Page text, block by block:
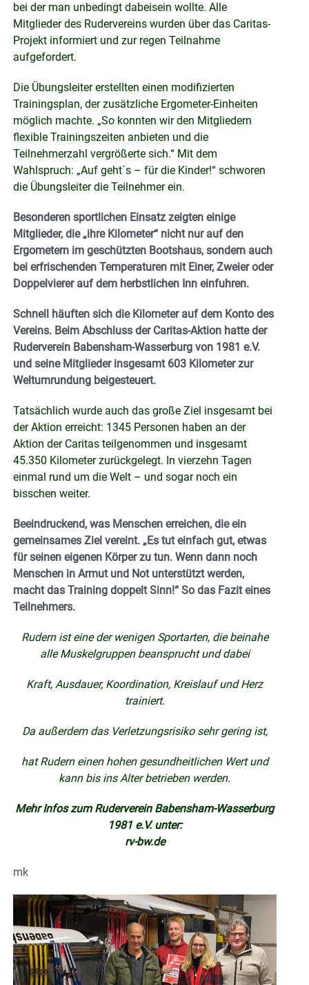
bei der man unbedingt dabeisein wollte. Alle
Mitglieder des Rudervereins wurden über das Caritas-
Projekt informiert und zur regen Teilnahme
aufgefordert.
Die Übungsleiter erstellten einen modifizierten
Trainingsplan, der zusätzliche Ergometer-Einheiten
möglich machte. „So konnten wir den Mitgliedern
flexible Trainingszeiten anbieten und die
Teilnehmerzahl vergrößerte sich.“ Mit dem
Wahlspruch: „Auf geht´s – für die Kinder!“ schworen
die Übungsleiter die Teilnehmer ein.
Besonderen sportlichen Einsatz zeigten einige
Mitglieder, die „ihre Kilometer“ nicht nur auf den
Ergometern im geschützten Bootshaus, sondern auch
bei erfrischenden Temperaturen mit Einer, Zweier oder
Doppelvierer auf dem herbstlichen Inn einfuhren.
Schnell häuften sich die Kilometer auf dem Konto des
Vereins. Beim Abschluss der Caritas-Aktion hatte der
Ruderverein Babensham-Wasserburg von 1981 e.V.
und seine Mitglieder insgesamt 603 Kilometer zur
Weltumrundung beigesteuert.
Tatsächlich wurde auch das große Ziel insgesamt bei
der Aktion erreicht: 1345 Personen haben an der
Aktion der Caritas teilgenommen und insgesamt
45.350 Kilometer zurückgelegt. In vierzehn Tagen
einmal rund um die Welt – und sogar noch ein
bisschen weiter.
Beeindruckend, was Menschen erreichen, die ein
gemeinsames Ziel vereint. „Es tut einfach gut, etwas
für seinen eigenen Körper zu tun. Wenn dann noch
Menschen in Armut und Not unterstützt werden,
macht das Training doppelt Sinn!“ So das Fazit eines
Teilnehmers.
Rudern ist eine der wenigen Sportarten, die beinahe
alle Muskelgruppen beansprucht und dabei
Kraft, Ausdauer, Koordination, Kreislauf und Herz
trainiert.
Da außerdem das Verletzungsrisiko sehr gering ist,
hat Rudern einen hohen gesundheitlichen Wert und
kann bis ins Alter betrieben werden.
Mehr Infos zum Ruderverein Babensham-Wasserburg
1981 e.V. unter:
rv-bw.de
mk